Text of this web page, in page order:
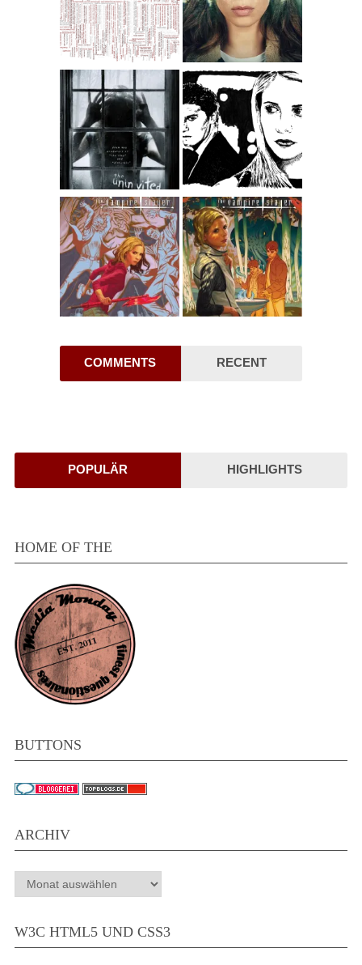
COMMENTS RECENT
POPULÄR HIGHLIGHTS
HOME OF THE
BUTTONS
ARCHIV
Archiv
W3C HTML5 UND CSS3